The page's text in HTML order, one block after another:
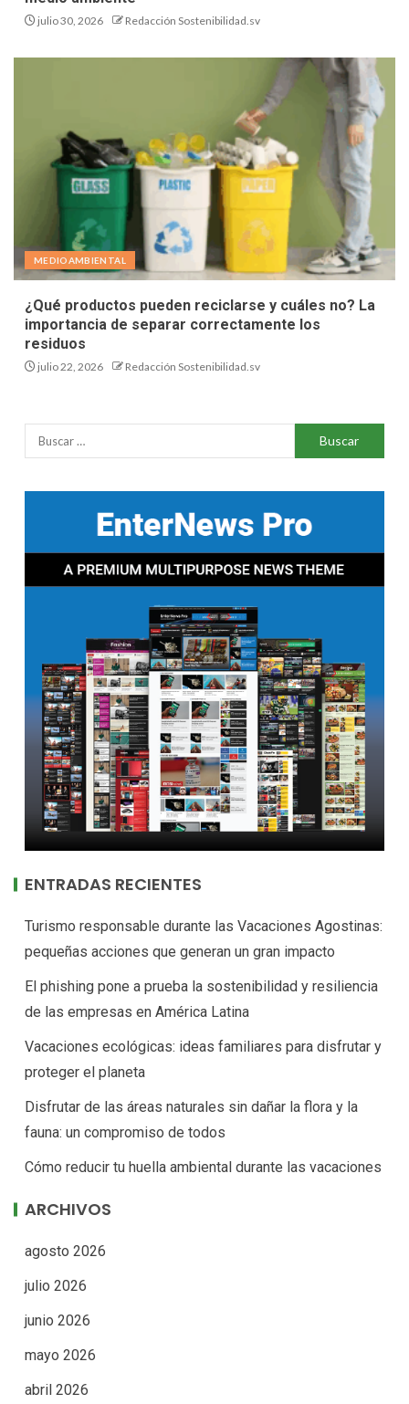
julio 30, 2026 Redacción Sostenibilidad.sv
MEDIOAMBIENTAL
¿Qué productos pueden reciclarse y cuáles no? La
importancia de separar correctamente los
residuos
julio 22, 2026 Redacción Sostenibilidad.sv
ENTRADAS RECIENTES
Turismo responsable durante las Vacaciones Agostinas:
pequeñas acciones que generan un gran impacto
El phishing pone a prueba la sostenibilidad y resiliencia
de las empresas en América Latina
Vacaciones ecológicas: ideas familiares para disfrutar y
proteger el planeta
Disfrutar de las áreas naturales sin dañar la flora y la
fauna: un compromiso de todos
Cómo reducir tu huella ambiental durante las vacaciones
ARCHIVOS
agosto 2026
julio 2026
junio 2026
mayo 2026
abril 2026